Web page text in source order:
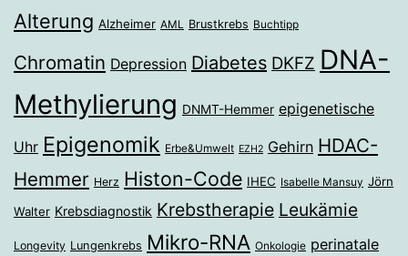
Alterung Alzheimer AML Brustkrebs Buchtipp
Chromatin Depression Diabetes DKFZ DNA-
Methylierung DNMT-Hemmer epigenetische
Uhr Epigenomik Erbe&Umwelt EZH2 Gehirn HDAC-
Hemmer Herz Histon-Code IHEC Isabelle Mansuy Jörn
Walter Krebsdiagnostik Krebstherapie Leukämie
Longevity Lungenkrebs Mikro-RNA Onkologie perinatale